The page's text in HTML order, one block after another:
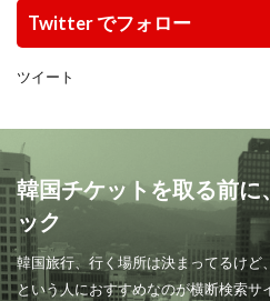
Twitter でフォロー
ツイート
韓国チケットを取る前に
ック
韓国旅行、行く場所は決まってるけ
という人におすすめなのが横断検索